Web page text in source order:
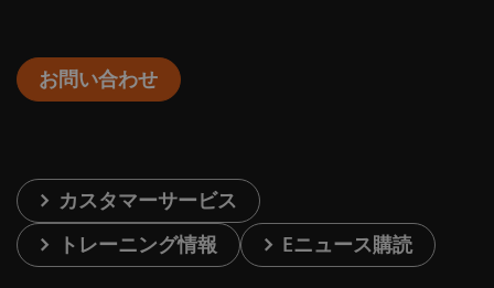
お問い合わせ
カスタマーサービス
トレーニング情報
Eニュース購読